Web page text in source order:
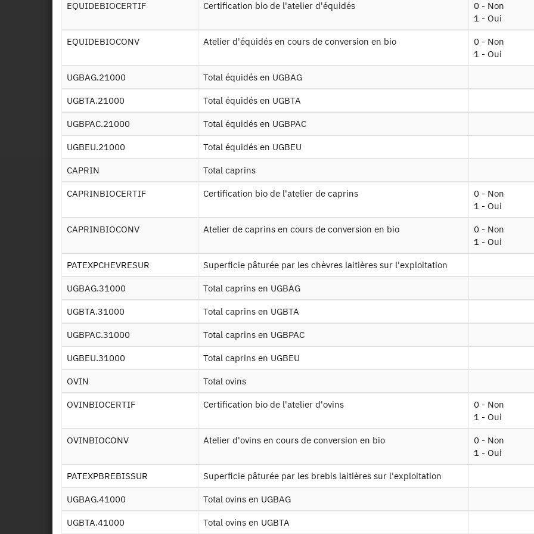
Données sur la main d'oeuvre -
REP v2
Données sur les cultures - Structure
EQUIDEBIOCERTIF Certification bio de l'atelier d'équidés
0 - Non
1 - Oui
EQUIDEBIOCONV Atelier d'équidés en cours de conversion en bio
0 - Non
1 - Oui
UGBAG.21000 Total équidés en UGBAG
UGBTA.21000 Total équidés en UGBTA
UGBPAC.21000 Total équidés en UGBPAC
UGBEU.21000 Total équidés en UGBEU
CAPRIN Total caprins
CAPRINBIOCERTIF Certification bio de l'atelier de caprins
0 - Non
1 - Oui
CAPRINBIOCONV Atelier de caprins en cours de conversion en bio
0 - Non
1 - Oui
PATEXPCHEVRESUR Superficie pâturée par les chèvres laitières sur l'exploitation
UGBAG.31000 Total caprins en UGBAG
UGBTA.31000 Total caprins en UGBTA
UGBPAC.31000 Total caprins en UGBPAC
UGBEU.31000 Total caprins en UGBEU
OVIN Total ovins
OVINBIOCERTIF Certification bio de l'atelier d'ovins
0 - Non
1 - Oui
OVINBIOCONV Atelier d'ovins en cours de conversion en bio
0 - Non
1 - Oui
PATEXPBREBISSUR Superficie pâturée par les brebis laitières sur l'exploitation
UGBAG.41000 Total ovins en UGBAG
UGBTA.41000 Total ovins en UGBTA
Identifiant persistant
2016 : https://doi.org/10.34724/CASD.76.2679.V1
Documents utiles
Newsletter
Presse et rapports
Marchés publics
Protection des données personnelles